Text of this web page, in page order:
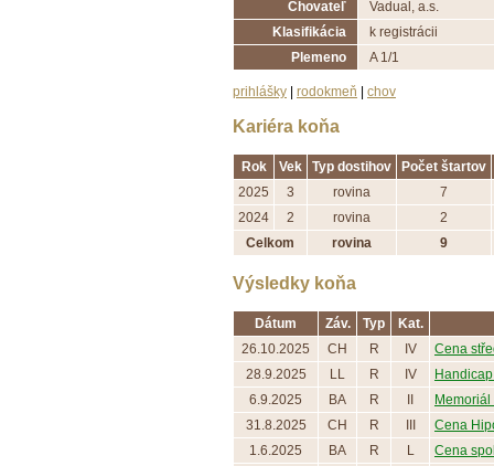
Chovateľ
Vadual, a.s.
Klasifikácia
k registrácii
Plemeno
A 1/1
prihlášky rodokmeň chov
Kariéra koňa
Rok Vek Typ dostihov
Počet štartov
2025
3 rovina
7
2024
2 rovina
2
Celkom
rovina 9
Výsledky koňa
Dátum Záv. Typ
Kat.
26.10.2025
CH R IV
Cena
28.9.2025
LL R IV
6.9.2025
BA R
31.8.2025
CH R
Cena
1.6.2025
BA R L
Cena